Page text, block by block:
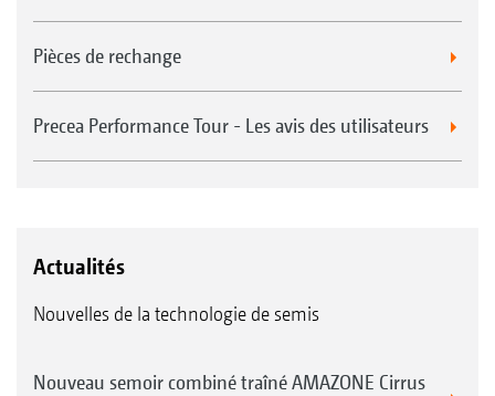
Pièces de rechange
Precea Performance Tour - Les avis des utilisateurs
Actualités
Nouvelles de la technologie de semis
Nouveau semoir combiné traîné AMAZONE Cirrus